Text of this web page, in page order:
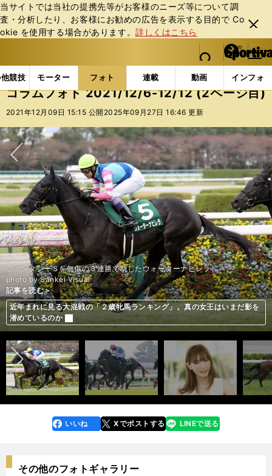
当サイトでは当社の提携先等がお客様のニーズ等について調
査・分析したり、お客様にお勧めの広告を表⽰する⽬的で Co
okie を使⽤する場合があります。詳しくはこちら
閉じ
る
web Sportiva (webスポルティーバ)
検索
マイペ
ー
ジ
メニュ
競技 モーター フォト 連載 動画 インフォ
b
ス
ポ
ル
ィ
ー
バ
フォトギャラリー コラムフォト コラムフォト
コラムフォト 2021/12/6-12/12 (2ページ目)
2021年12月09日 15:15 公開 2025年09月27日 16:46 更新
次へ
記事を読む＞
阪神JFはハービンジャー産駒の「当たり世代」に期待。対抗となりそうな
のは？
ファンタジーＳを無傷の３連勝で制したウォーターナビレラ
photo by Sankei Visual
記事を読む＞
近年まれに見る大混戦の「２歳牝馬ランキング」。真の女王はいまだ影を
潜めているのか
記事を読む＞
今年は「荒れる」順番。阪神JFは過去の激走例から導いた３頭が吉を呼ぶ
記事を読む＞
ほのか、阪神JFは４頭にしぼって勝負。本命が勝てばオイシイ配当に期待
記事を読む＞
阪神JFは波乱要素がふんだん。穴党記者は抽選突破の伏兵２頭を推す
前へ
faceboo
k
いいね Xでポストする
line LINEで送る
その他のフォトギャラリー